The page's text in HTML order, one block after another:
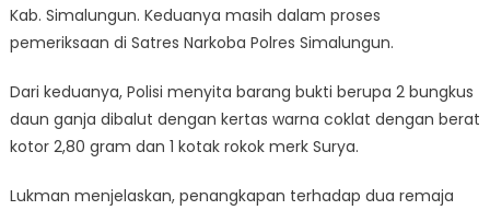
Kab. Simalungun. Keduanya masih dalam proses
pemeriksaan di Satres Narkoba Polres Simalungun.
Dari keduanya, Polisi menyita barang bukti berupa 2 bungkus
daun ganja dibalut dengan kertas warna coklat dengan berat
kotor 2,80 gram dan 1 kotak rokok merk Surya.
Lukman menjelaskan, penangkapan terhadap dua remaja